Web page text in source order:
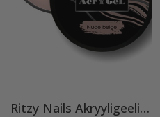
Ritzy Nails Akryyligeeli “Nude Beige”,56ml TPO vapaa